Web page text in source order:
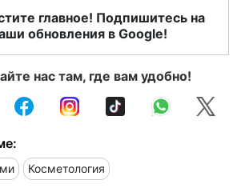
главное! Подпишитесь на
обновления в Google!
нас там, где вам удобно!
Косметология